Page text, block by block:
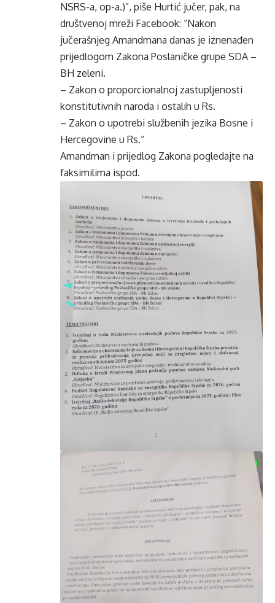
NSRS-a, op-a.)”, piše Hurtić jučer, pak, na
društvenoj mreži Facebook: “Nakon
jučerašnjeg Amandmana danas je iznenađen
prijedlogom Zakona Poslaničke grupe SDA –
BH zeleni.
– Zakon o proporcionalnoj zastupljenosti
konstitutivnih naroda i ostalih u Rs.
– Zakon o upotrebi službenih jezika Bosne i
Hercegovine u Rs.“
Amandman i prijedlog Zakona pogledajte na
faksimilima ispod.